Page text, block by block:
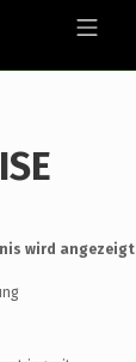
MOBILE MENU
wird angezeigt